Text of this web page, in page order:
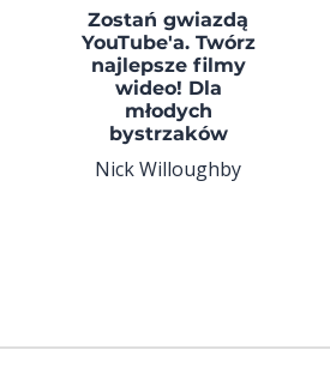
Zostań gwiazdą
YouTube'a. Twórz
najlepsze filmy
wideo! Dla
młodych
bystrzaków
Nick Willoughby